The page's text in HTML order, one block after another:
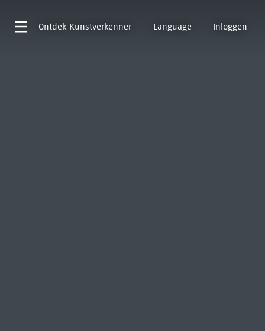
Ontdek Kunstverkenner Language Inloggen